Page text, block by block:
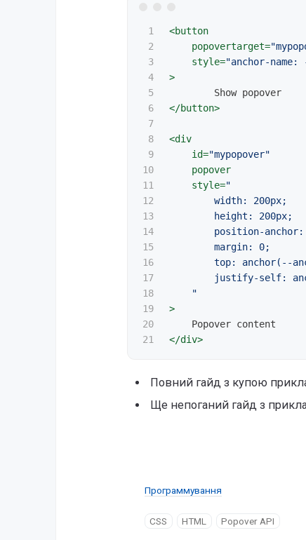
1
2
3
4
5
6
7
8
9
10
11
12
13
14
15
16
17
18
19
20
<button
popovertarget=
style="anchor-name:
>
</button>
<div
id="mypopover"
popover
style="
        width: 200px;
        height: 200px;
position-
        margin: 0;
top: anchor(--
justify-self:
    "
>
</div>
Повний гайд з купою
Ще непоганий гайд з
Программування
CSS HTML Popover API